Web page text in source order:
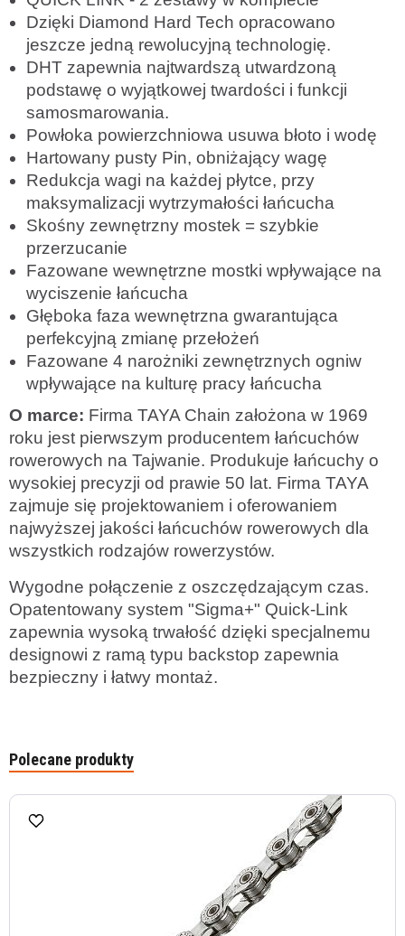
Dzięki Diamond Hard Tech opracowano
jeszcze jedną rewolucyjną technologię.
DHT zapewnia najtwardszą utwardzoną
podstawę o wyjątkowej twardości i funkcji
samosmarowania.
Powłoka powierzchniowa usuwa błoto i wodę
Hartowany pusty Pin, obniżający wagę
Redukcja wagi na każdej płytce, przy
maksymalizacji wytrzymałości łańcucha
Skośny zewnętrzny mostek = szybkie
przerzucanie
Fazowane wewnętrzne mostki wpływające na
wyciszenie łańcucha
Głęboka faza wewnętrzna gwarantująca
perfekcyjną zmianę przełożeń
Fazowane 4 narożniki zewnętrznych ogniw
wpływające na kulturę pracy łańcucha
O marce: Firma TAYA Chain założona w 1969
roku jest pierwszym producentem łańcuchów
rowerowych na Tajwanie. Produkuje łańcuchy o
wysokiej precyzji od prawie 50 lat. Firma TAYA
zajmuje się projektowaniem i oferowaniem
najwyższej jakości łańcuchów rowerowych dla
wszystkich rodzajów rowerzystów.
Wygodne połączenie z oszczędzającym czas.
Opatentowany system "Sigma+" Quick-Link
zapewnia wysoką trwałość dzięki specjalnemu
designowi z ramą typu backstop zapewnia
bezpieczny i łatwy montaż.
Polecane produkty